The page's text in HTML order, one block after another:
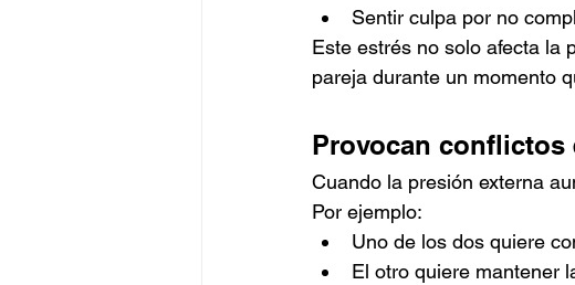
Sentir culpa por no
Este estrés no solo afecta la
pareja durante un momento
Provocan conflictos
Cuando la presión externa
Por ejemplo:
Uno de los dos quiere
El otro quiere mantener